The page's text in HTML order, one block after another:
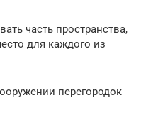
часть пространства,
для каждого из
перегородок